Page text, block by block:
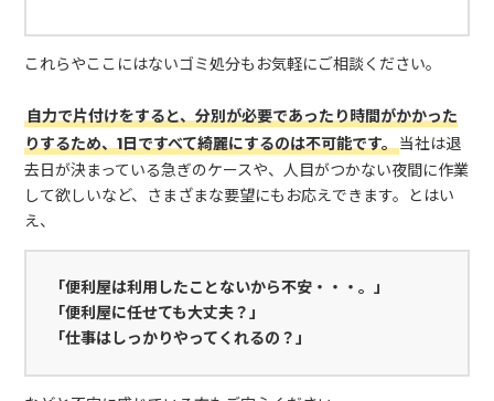
これらやここにはないゴミ処分もお気軽にご相談ください。
自力で片付けをすると、分別が必要であったり時間がかかった
りするため、1日ですべて綺麗にするのは不可能です。当社は退
去日が決まっている急ぎのケースや、人目がつかない夜間に作業
して欲しいなど、さまざまな要望にもお応えできます。とはい
え、
「便利屋は利用したことないから不安・・・。」
「便利屋に任せても大丈夫？」
「仕事はしっかりやってくれるの？」